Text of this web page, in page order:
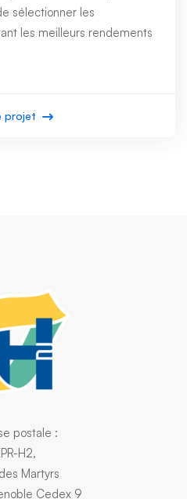
sélectionner les
les meilleurs rendements
projet
postale :
H2,
Martyrs
Cedex 9